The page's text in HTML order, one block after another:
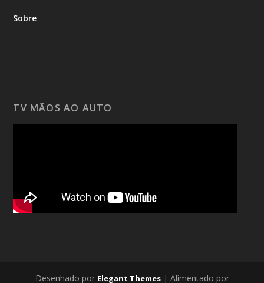
Sobre
TV MÃOS AO AUTO
Desenhado por Elegant Themes| Alimentado por